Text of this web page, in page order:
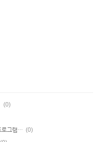
(0)
[MFC] 유니코드와 멀티바이트로 작성된 프로그램과 DLL 사용 안됨. (0)